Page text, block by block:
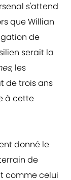
s'attend
que Willian
de
serait la
, les
de trois ans
à cette
donné le
de
comme celui